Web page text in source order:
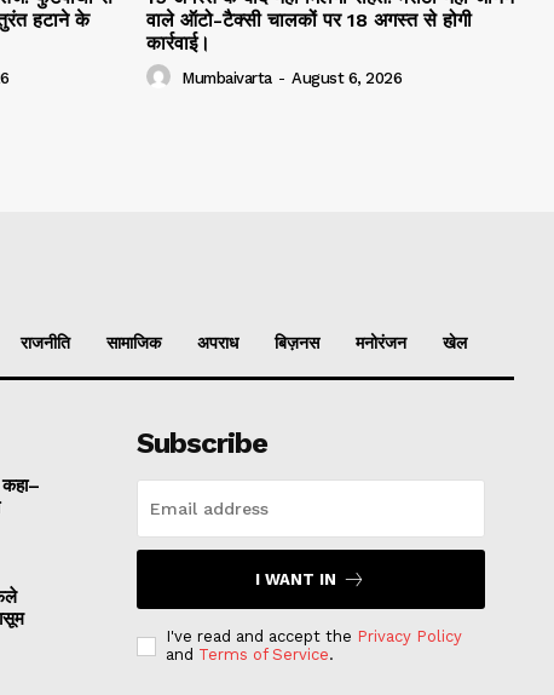
हटाने के
वाले ऑटो-टैक्सी चालकों पर 18 अगस्त से होगी
कार्रवाई।
Mumbaivarta - August 6, 2026
राजनीति सामाजिक अपराध बिज़नस मनोरंजन खेल
Subscribe
I WANT IN
I've read and accept the Privacy Policy
and Terms of Service.